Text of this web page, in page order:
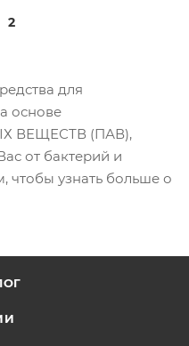
2
для
основе
ВЕЩЕСТВ (ПАВ),
от бактерий и
чтобы узнать больше о